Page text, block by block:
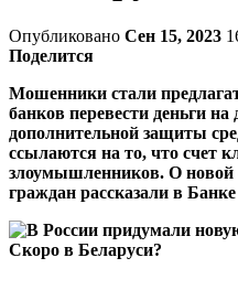
Опубликовано Сен 15, 2023
Поделится
Мошенники стали
банков перевести деньги на
дополнительной защиты
ссылаются на то, что счет
злоумышленников. О новой
граждан рассказали в